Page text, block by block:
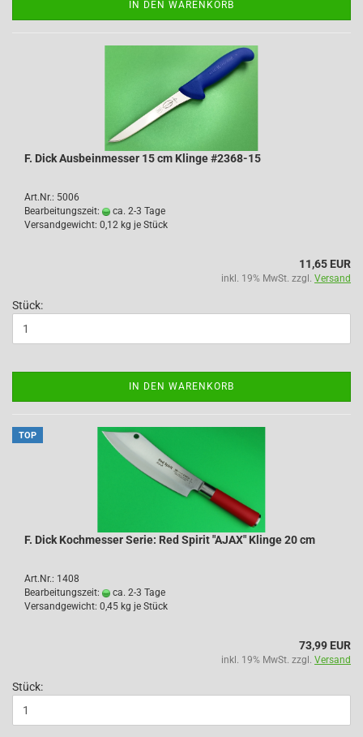
IN DEN WARENKORB
F. Dick Ausbeinmesser 15 cm Klinge #2368-15
Art.Nr.: 5006
Bearbeitungszeit:
ca. 2-3 Tage
Versandgewicht: 0,12 kg je Stück
11,65 EUR
inkl. 19% MwSt. zzgl. Versand
Stück:
IN DEN WARENKORB
TOP
F. Dick Kochmesser Serie: Red Spirit "AJAX" Klinge 20 cm
Art.Nr.: 1408
Bearbeitungszeit:
ca. 2-3 Tage
Versandgewicht: 0,45 kg je Stück
73,99 EUR
inkl. 19% MwSt. zzgl. Versand
Stück: